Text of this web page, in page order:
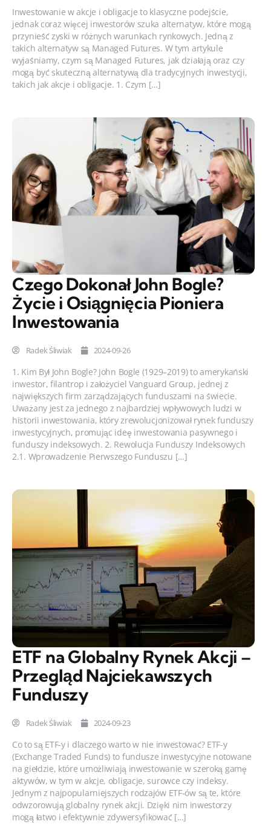
Inwestowanie w akcje i obligacje to klasyczne podejście,
jednak coraz więcej inwestorów szuka alternatyw, które mogą
przynieść zyski w różnych warunkach rynkowych. Jedną z
takich alternatyw są Managed Futures. W tym artykule
wyjaśniamy, czym są Managed Futures, jak działają oraz czy
mogą być skuteczną alternatywą dla tradycyjnych inwestycji,
takich jak akcje i obligacje. 1. Czym […]
Czego Dokonał John Bogle?
Życie i Osiągnięcia Pioniera
Inwestowania
Radek Śliwiak 2024-09-26
1. Kim Był John Bogle? John Bogle (1929–2019) to amerykański
inwestor, filantrop i założyciel Vanguard Group, jednej z
największych firm zarządzających funduszami na świecie.
Uważany jest za jednego z najbardziej wpływowych ludzi w
historii inwestowania, który zrewolucjonizował rynek funduszy
inwestycyjnych, promując ideę inwestowania pasywnego i
funduszy indeksowych. 2. Rewolucja Funduszy Indeksowych
2.1. Wprowadzenie Pierwszego Funduszu […]
ETF na Globalny Rynek Akcji –
Przegląd Najciekawszych
Funduszy
Radek Śliwiak 2024-09-23
Co to są ETF-y i dlaczego warto w nie inwestować? ETF-y
(Exchange Traded Funds) to fundusze inwestycyjne notowane
na giełdzie, które umożliwiają inwestowanie w szeroką gamę
aktywów, w tym w akcje, obligacje, surowce czy indeksy.
Jednym z najpopularniejszych rodzajów ETF-ów są te, które
odwzorowują globalny rynek akcji. Dzięki nim inwestorzy
mogą łatwo i efektywnie zdywersyfikować […]